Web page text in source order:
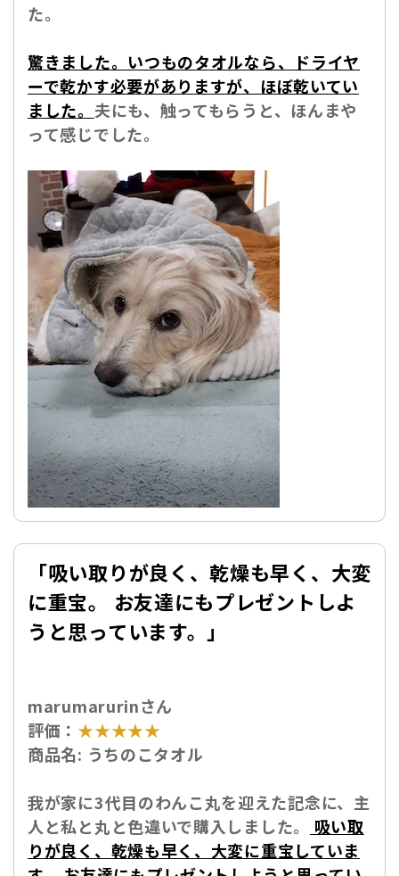
た。
驚きました。いつものタオルなら、ドライヤ
ーで乾かす必要がありますが、ほぼ乾いてい
ました。 夫にも、触ってもらうと、ほんまや
って感じでした。
「吸い取りが良く、乾燥も早く、大変
に重宝。 お友達にもプレゼントしよ
うと思っています。」
marumarurinさん
評価： ★★★★★
商品名: うちのこタオル
我が家に3代目のわんこ丸を迎えた記念に、主
人と私と丸と色違いで購入しました。
吸い取
りが良く、乾燥も早く、大変に重宝していま